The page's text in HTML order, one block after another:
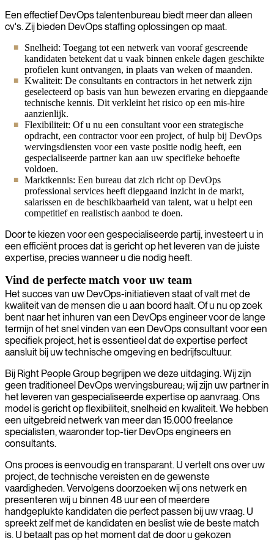
Een effectief DevOps talentenbureau biedt meer dan alleen
cv's. Zij bieden DevOps staffing oplossingen op maat.
Snelheid: Toegang tot een netwerk van vooraf gescreende
kandidaten betekent dat u vaak binnen enkele dagen geschikte
profielen kunt ontvangen, in plaats van weken of maanden.
Kwaliteit: De consultants en contractors in het netwerk zijn
geselecteerd op basis van hun bewezen ervaring en diepgaande
technische kennis. Dit verkleint het risico op een mis-hire
aanzienlijk.
Flexibiliteit: Of u nu een consultant voor een strategische
opdracht, een contractor voor een project, of hulp bij DevOps
wervingsdiensten voor een vaste positie nodig heeft, een
gespecialiseerde partner kan aan uw specifieke behoefte
voldoen.
Marktkennis: Een bureau dat zich richt op DevOps
professional services heeft diepgaand inzicht in de markt,
salarissen en de beschikbaarheid van talent, wat u helpt een
competitief en realistisch aanbod te doen.
Door te kiezen voor een gespecialiseerde partij, investeert u in
een efficiënt proces dat is gericht op het leveren van de juiste
expertise, precies wanneer u die nodig heeft.
Vind de perfecte match voor uw team
Het succes van uw DevOps-initiatieven staat of valt met de
kwaliteit van de mensen die u aan boord haalt. Of u nu op zoek
bent naar het inhuren van een DevOps engineer voor de lange
termijn of het snel vinden van een DevOps consultant voor een
specifiek project, het is essentieel dat de expertise perfect
aansluit bij uw technische omgeving en bedrijfscultuur.
Bij Right People Group begrijpen we deze uitdaging. Wij zijn
geen traditioneel DevOps wervingsbureau; wij zijn uw partner in
het leveren van gespecialiseerde expertise op aanvraag. Ons
model is gericht op flexibiliteit, snelheid en kwaliteit. We hebben
een uitgebreid netwerk van meer dan 15.000 freelance
specialisten, waaronder top-tier DevOps engineers en
consultants.
Ons proces is eenvoudig en transparant. U vertelt ons over uw
project, de technische vereisten en de gewenste
vaardigheden. Vervolgens doorzoeken wij ons netwerk en
presenteren wij u binnen 48 uur een of meerdere
handgeplukte kandidaten die perfect passen bij uw vraag. U
spreekt zelf met de kandidaten en beslist wie de beste match
is. U betaalt pas op het moment dat de door u gekozen